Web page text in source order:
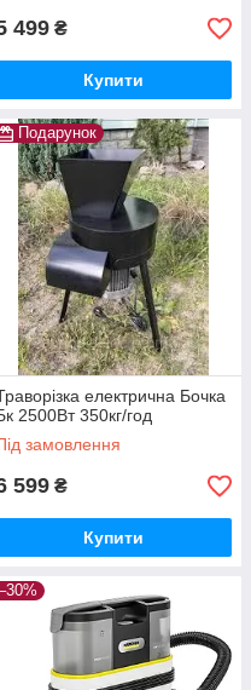
499 ₴
Купити
Подарунок
електрична Бочка
2500Вт 350кг/год
замовлення
599 ₴
Купити